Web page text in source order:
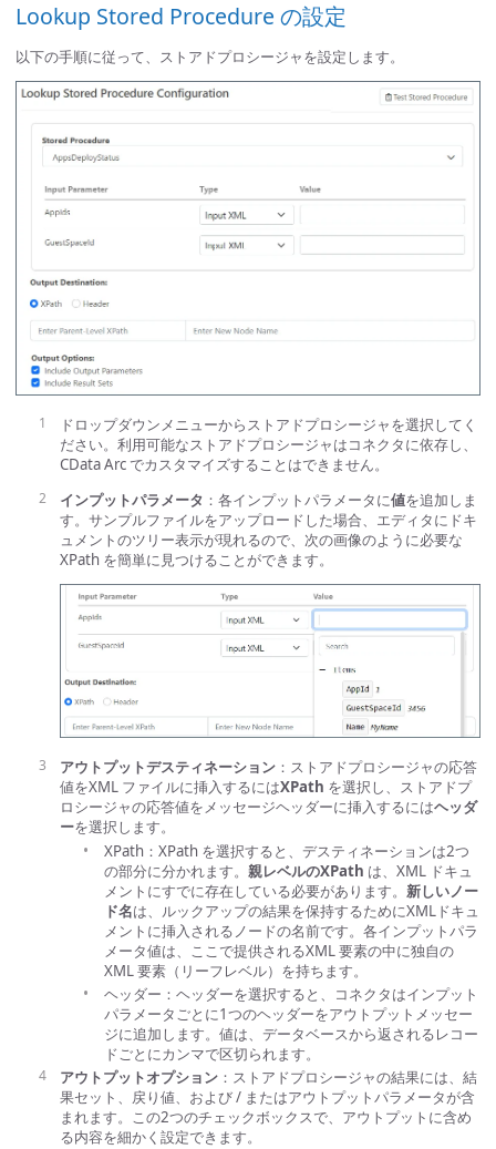
Lookup Stored Procedure の設定
以下の手順に従って、ストアドプロシージャを設定します。
ドロップダウンメニューからストアドプロシージャを選択してく
ださい。利用可能なストアドプロシージャはコネクタに依存し、
CData Arc でカスタマイズすることはできません。
インプットパラメータ ：各インプットパラメータに値を追加しま
す。サンプルファイルをアップロードした場合、エディタにドキ
ュメントのツリー表示が現れるので、次の画像のように必要な
XPath を簡単に見つけることができます。
アウトプットデスティネーション ：ストアドプロシージャの応答
値をXML ファイルに挿入するにはXPath を選択し、ストアドプ
ロシージャの応答値をメッセージヘッダーに挿入するにはヘッダ
ーを選択します。
XPath：XPath を選択すると、デスティネーションは2つ
の部分に分かれます。 親レベルのXPath は、XML ドキュ
メントにすでに存在している必要があります。 新しいノー
ド名は、ルックアップの結果を保持するためにXMLドキュ
メントに挿入されるノードの名前です。各インプットパラ
メータ値は、ここで提供されるXML 要素の中に独自の
XML 要素（リーフレベル）を持ちます。
ヘッダー：ヘッダーを選択すると、コネクタはインプット
パラメータごとに1つのヘッダーをアウトプットメッセー
ジに追加します。値は、データベースから返されるレコー
ドごとにカンマで区切られます。
アウトプットオプション ：ストアドプロシージャの結果には、結
果セット、戻り値、および / またはアウトプットパラメータが含
まれます。この2つのチェックボックスで、アウトプットに含め
る内容を細かく設定できます。